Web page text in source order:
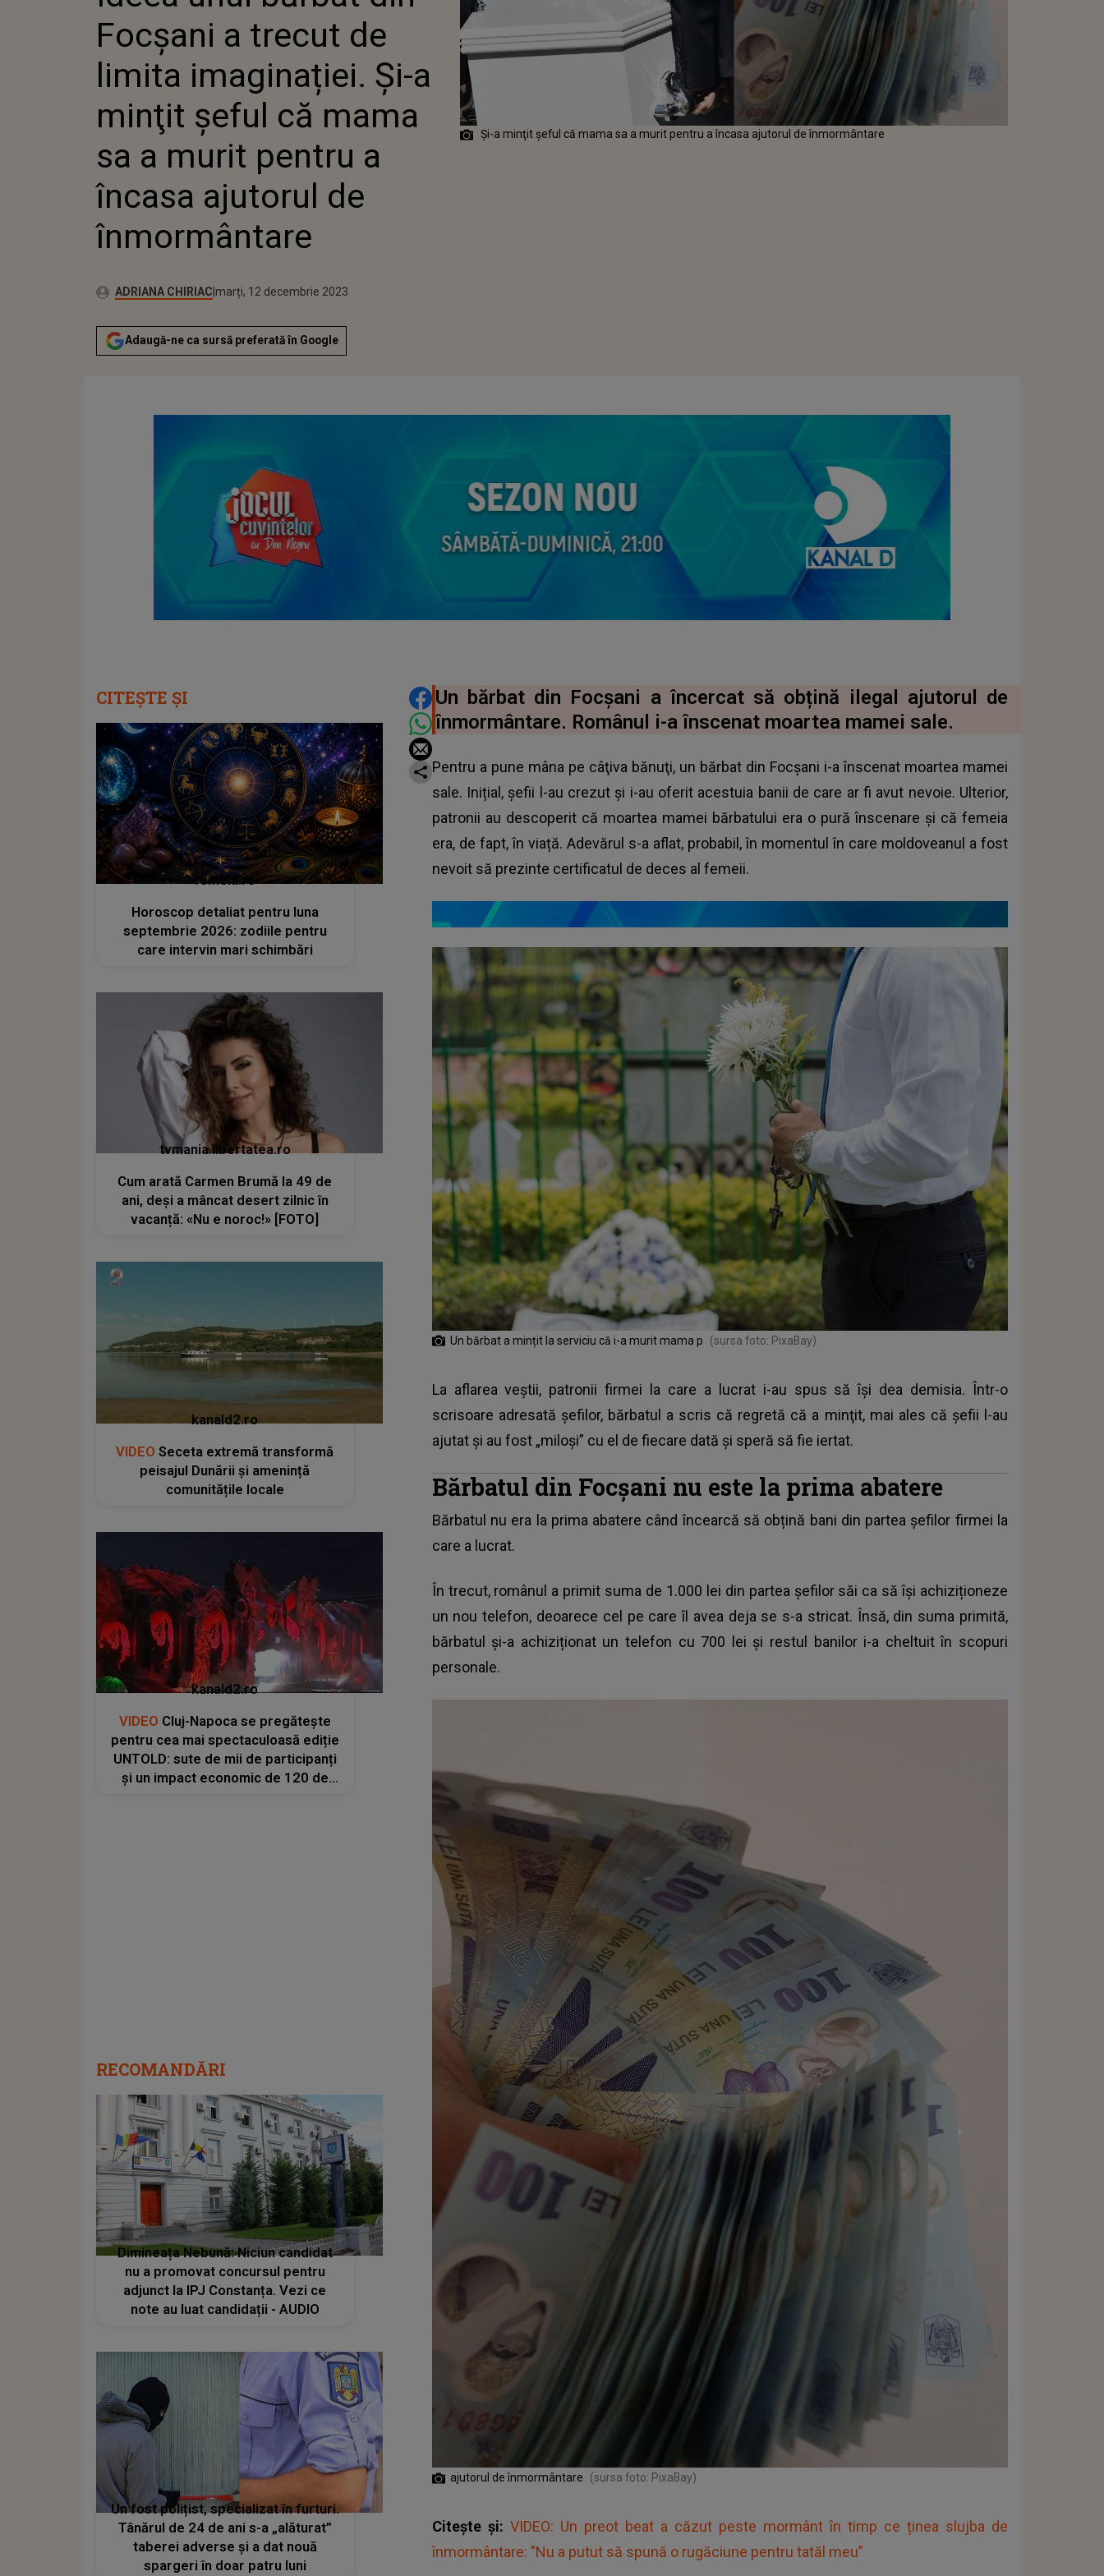
CĂ MAMA SA A MURIT PENTRU A
ÎNCASA AJUTORUL DE
ÎNMORMÂNTARE
Focșani a trecut de
limita imaginației. Și-a
minţit şeful că mama
sa a murit pentru a
încasa ajutorul de
înmormântare
Autor:ADRIANA CHIRIACPublicat:
luni, 12 decembrie 2022
Actualizat:
marți, 12 decembrie 2023
Adaugă-ne ca sursă preferată în Google
Și-a minţit şeful că mama sa a murit pentru a încasa ajutorul de înmormântare
DISTRIBUIE ARTICOLUL
Un bărbat din Focșani a încercat să obțină ilegal ajutorul de
înmormântare. Românul i-a înscenat moartea mamei sale.
Pentru a pune mâna pe câţiva bănuţi, un bărbat din Focșani i-a înscenat moartea mamei
sale. Inițial, șefii l-au crezut și i-au oferit acestuia banii de care ar fi avut nevoie. Ulterior,
patronii au descoperit că moartea mamei bărbatului era o pură înscenare și că femeia
era, de fapt, în viață. Adevărul s-a aflat, probabil, în momentul în care moldoveanul a fost
nevoit să prezinte certificatul de deces al femeii.
Un bărbat a mințit la serviciu că i-a murit mama p (sursa foto: PixaBay)
La aflarea veștii, patronii firmei la care a lucrat i-au spus să își dea demisia. Într-o
scrisoare adresată șefilor, bărbatul a scris că regretă că a minţit, mai ales că şefii l-au
ajutat şi au fost „miloşi” cu el de fiecare dată și speră să fie iertat.
Bărbatul din Focșani nu este la prima abatere
Bărbatul nu era la prima abatere când încearcă să obțină bani din partea șefilor firmei la
care a lucrat.
În trecut, românul a primit suma de 1.000 lei din partea șefilor săi ca să își achiziționeze
un nou telefon, deoarece cel pe care îl avea deja se s-a stricat. Însă, din suma primită,
bărbatul și-a achiziționat un telefon cu 700 lei și restul banilor i-a cheltuit în scopuri
personale.
ajutorul de înmormântare (sursa foto: PixaBay)
Citește și: VIDEO: Un preot beat a căzut peste mormânt în timp ce ținea slujba de
înmormântare: ”Nu a putut să spună o rugăciune pentru tatăl meu”
CITEȘTE ȘI
femeia.ro
Horoscop detaliat pentru luna
septembrie 2026: zodiile pentru
care intervin mari schimbări
tvmania.libertatea.ro
Cum arată Carmen Brumă la 49 de
ani, deși a mâncat desert zilnic în
vacanță: «Nu e noroc!» [FOTO]
kanald2.ro
VIDEO Seceta extremă transformă
peisajul Dunării și amenință
comunitățile locale
kanald2.ro
VIDEO Cluj-Napoca se pregătește
pentru cea mai spectaculoasă ediție
UNTOLD: sute de mii de participanți
și un impact economic de 120 de
RECOMANDĂRI
Dimineața Nebună: Niciun candidat
nu a promovat concursul pentru
adjunct la IPJ Constanța. Vezi ce
note au luat candidații - AUDIO
Un fost polițist, specializat în furturi.
Tânărul de 24 de ani s-a „alăturat”
taberei adverse și a dat nouă
spargeri în doar patru luni